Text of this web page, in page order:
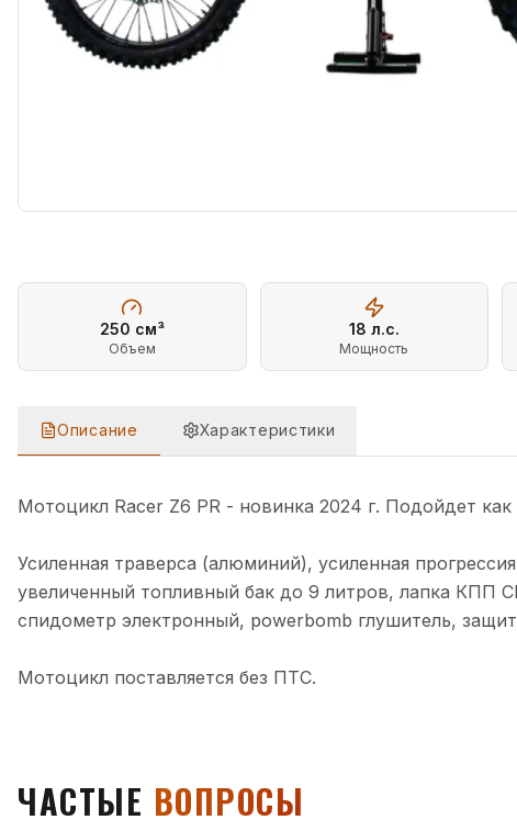
250 см³
Объем
18 л.с.
Мощность
Описание Характеристики
ОПИСАНИЕМОТОЦИКЛ RACER Z6 PR
Мотоцикл Racer Z6 PR - новинка 2024 г. Подойдет
Усиленная траверса (алюминий), усиленная
увеличенный топливный бак до 9 литров, лапка КПП
спидометр электронный, powerbomb глушитель,
Мотоцикл поставляется без ПТС.
ЧАСТЫЕ ВОПРОСЫ